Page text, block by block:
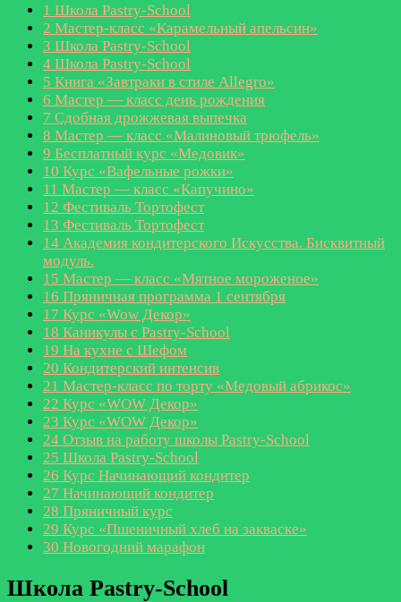
1 Школа Pastry-School
2 Мастер-класс «Карамельный апельсин»
3 Школа Pastry-School
4 Школа Pastry-School
5 Книга «Завтраки в стиле Allegro»
6 Мастер — класс день рождения
7 Сдобная дрожжевая выпечка
8 Мастер — класс «Малиновый трюфель»
9 Бесплатный курс «Медовик»
10 Курс «Вафельные рожки»
11 Мастер — класс «Капучино»
12 Фестиваль Тортофест
13 Фестиваль Тортофест
14 Академия кондитерского Искусства. Бисквитный
модуль.
15 Мастер — класс «Мятное мороженое»
16 Пряничная программа 1 сентября
17 Курс «Wow Декор»
18 Каникулы с Pastry-School
19 На кухне с Шефом
20 Кондитерский интенсив
21 Мастер-класс по торту «Медовый абрикос»
22 Курс «WOW Декор»
23 Курс «WOW Декор»
24 Отзыв на работу школы Pastry-School
25 Школа Pastry-School
26 Курс Начинающий кондитер
27 Начинающий кондитер
28 Пряничный курс
29 Курс «Пшеничный хлеб на закваске»
30 Новогодний марафон
Школа Pastry-School